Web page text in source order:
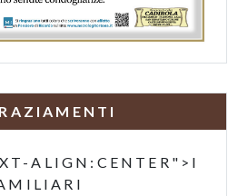
ALIGN:CENTER">I